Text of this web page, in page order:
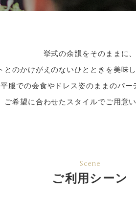
挙式の余韻をそのままに、
とのかけがえのないひとときを美味
平服での会食やドレス姿のままのパー
ご希望に合わせたスタイルでご用意い
Scene
ご利用シーン